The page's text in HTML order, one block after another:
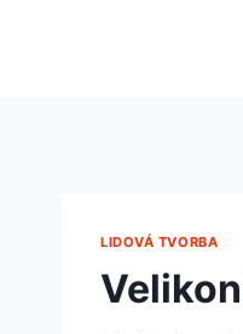
LIDOVÁ TVORBA